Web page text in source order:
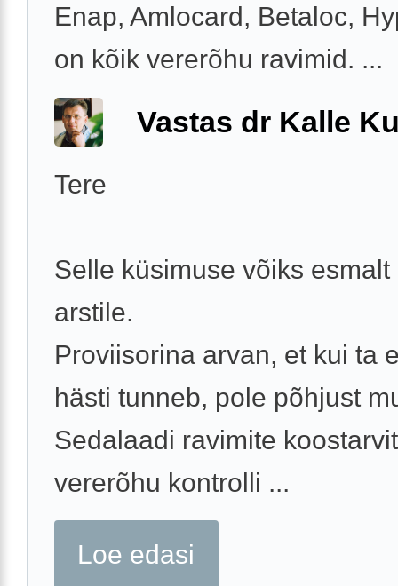
Enap, Amlocard, Betaloc,
on kõik vererõhu ravimid. ...
Vastas dr Kalle
Tere
Selle küsimuse võiks esmalt
arstile.
Proviisorina arvan, et kui ta
hästi tunneb, pole põhjust
Sedalaadi ravimite
vererõhu kontrolli ...
Loe edasi